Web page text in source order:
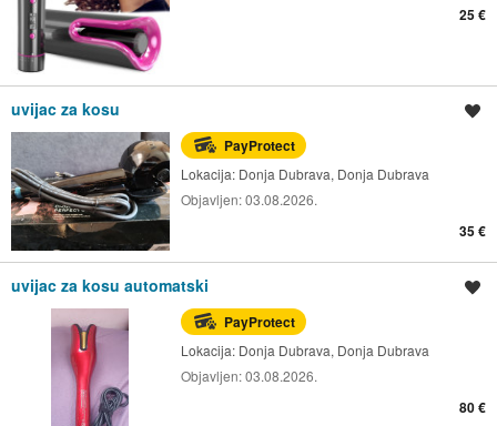
25 €
uvijac za kosu
PayProtect
Lokacija: Donja Dubrava, Donja Dubrava
Objavljen:03.08.2026.
35 €
uvijac za kosu automatski
PayProtect
Lokacija: Donja Dubrava, Donja Dubrava
Objavljen:03.08.2026.
80 €